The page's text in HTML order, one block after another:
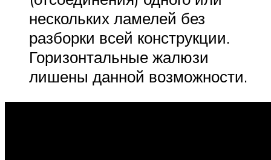
нескольких ламелей без
разборки всей конструкции.
Горизонтальные жалюзи
лишены данной возможности.